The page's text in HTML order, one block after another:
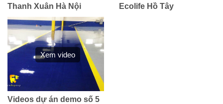
Thanh Xuân Hà Nội
Ecolife Hồ Tây
Xem video
Videos dự án demo số 5